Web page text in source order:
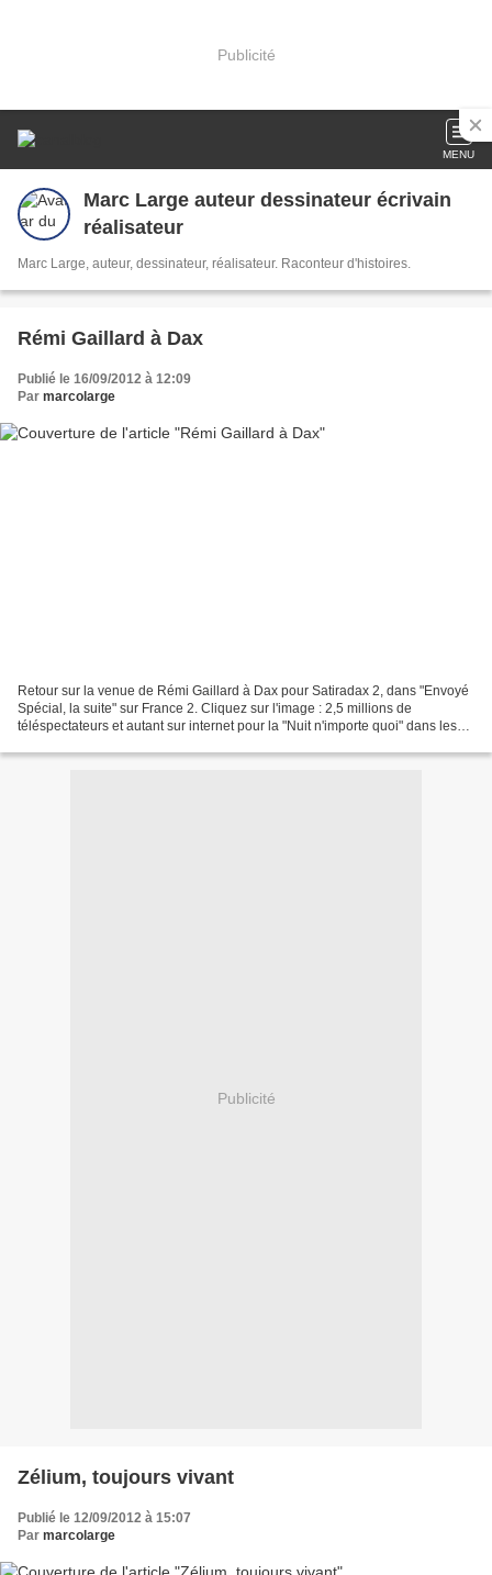
Publicité
MENU
Marc Large auteur dessinateur écrivain
réalisateur
Marc Large, auteur, dessinateur, réalisateur. Raconteur d'histoires.
Rémi Gaillard à Dax
Publié le 16/09/2012 à 12:09
Par marcolarge
Retour sur la venue de Rémi Gaillard à Dax pour Satiradax 2, dans "Envoyé
Spécial, la suite" sur France 2. Cliquez sur l'image : 2,5 millions de
téléspectateurs et autant sur internet pour la "Nuit n'importe quoi" dans les
Publicité
Zélium, toujours vivant
Publié le 12/09/2012 à 15:07
Par marcolarge